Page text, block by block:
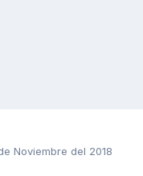
Noviembre del 2018